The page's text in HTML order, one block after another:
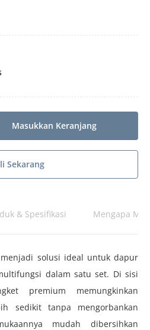
Masukkan Keranjang
Sekarang
& Spesifikasi Mengapa
menjadi solusi ideal untuk dapur
dalam satu set. Di sisi
premium memungkinkan
sedikit tanpa mengorbankan
mudah dibersihkan